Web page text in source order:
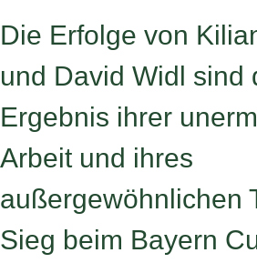
Die Erfolge von
und David Widl sind
Ergebnis ihrer
Arbeit und ihres
außergewöhnlichen
Sieg beim Bayern